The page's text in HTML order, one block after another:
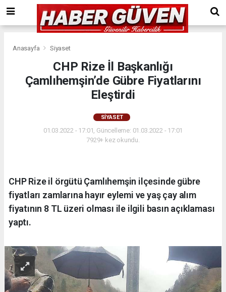
Anasayfa Siyaset
CHP Rize İl Başkanlığı
Çamlıhemşin’de Gübre Fiyatlarını
Eleştirdi
SIYASET
01.03.2022 - 17:01, Güncelleme: 01.03.2022 - 17:01
7929+ kez okundu.
CHP Rize il örgütü Çamlıhemşin ilçesinde gübre
fiyatları zamlarına hayır eylemi ve yaş çay alım
fiyatının 8 TL üzeri olması ile ilgili basın açıklaması
yaptı.